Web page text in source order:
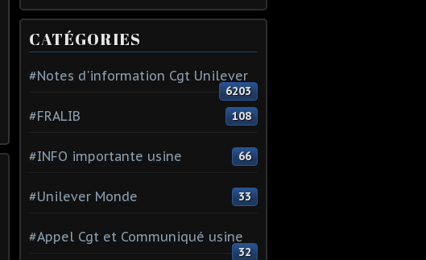
CATÉGORIES
#Notes d'information Cgt Unilever
6203
#FRALIB 108
#INFO importante usine 66
#Unilever Monde 33
#Appel Cgt et Communiqué usine
32